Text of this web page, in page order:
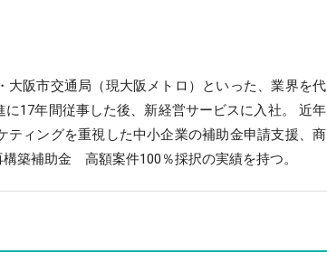
大阪市交通局（現大阪メトロ）といった、業界を代
17年間従事した後、新経営サービスに入社。 近年
ィングを重視した中小企業の補助金申請支援、商
築補助金 高額案件100％採択の実績を持つ。